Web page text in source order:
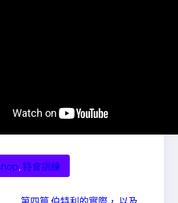
, 特會訓練